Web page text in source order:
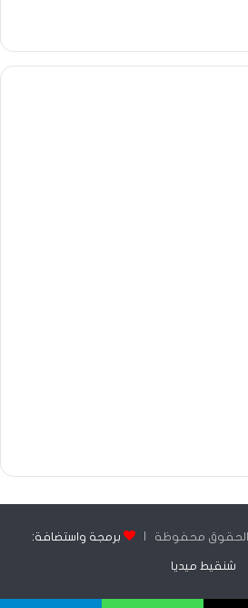
برمجة واستضافة:
شنقيط ميديا